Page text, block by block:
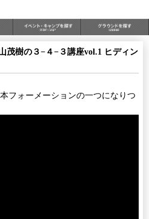
茂樹の３−４−３講座vol.1 ヒディン
フォーメーションの一つになりつ